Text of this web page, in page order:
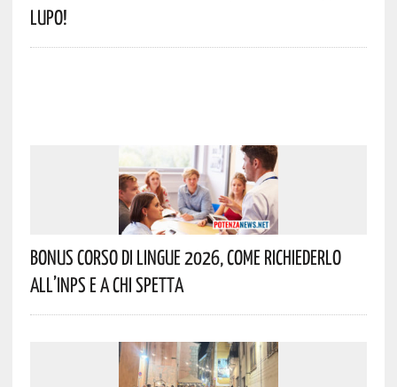
Lupo!
Bonus Corso Di Lingue 2026, Come Richiederlo
All’INPS E A Chi Spetta